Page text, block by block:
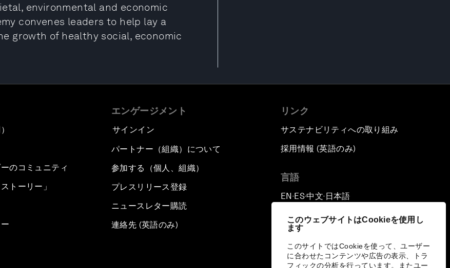
このウェブサイトはCookieを使用し
ます
このサイトではCookieを使って、ユーザー
に合わせたコンテンツや広告の表示、トラ
フィックの分析を行っています。またユー
environmental and economic
convenes leaders to help lay a
growth of healthy social, economic
のコミュニティ
トーリー」
エンゲージメント
サインイン
パートナー（組織）について
参加する（個人、組織）
プレスリリース登録
ニュースレター購読
連絡先 (英語のみ)
リンク
サステナビリティへの取り組み
採用情報 (英語のみ)
言語
EN ▪ES▪中文▪ 日本語